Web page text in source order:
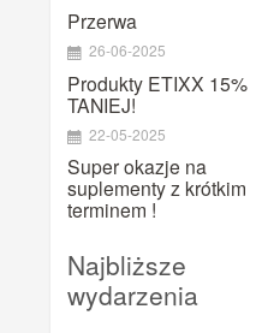
OTE
Pearl Izumi
PowerBar
PRO
Prox
Puromedica
QM SPORTS CARE
Quad Lock
Przerwa
26-06-2025
Produkty ETIXX 15%
TANIEJ!
22-05-2025
Super okazje na
suplementy z krótkim
terminem !
Najbliższe
wydarzenia